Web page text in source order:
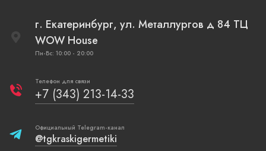
г. Екатеринбург, ул. Металлургов д 84 ТЦ
WOW House
Пн-Вс: 10:00 - 20:00
Телефон для связи
+7 (343) 213-14-33
Официальный Telegram-канал
@tgkraskigermetiki